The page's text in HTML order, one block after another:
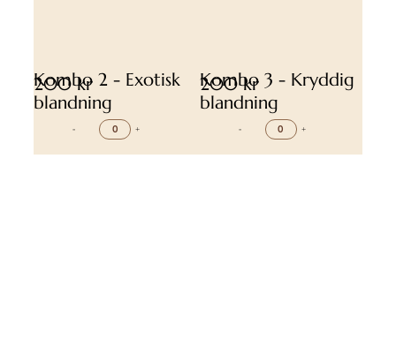
200 kr
Kombo 2 - Exotisk
blandning
- +
200 kr
Kombo 3 - Kryddig
blandning
- +